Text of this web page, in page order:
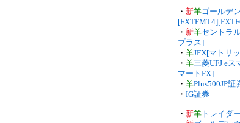
・ 新羊ゴールデ
・ 新羊セントラ
プラス]
・ 羊JFX[マトリ
・ 羊三菱UFJ eス
マートFX]
・ 羊Plus500JP証
・ IG証券
・ 新羊 トレイダ